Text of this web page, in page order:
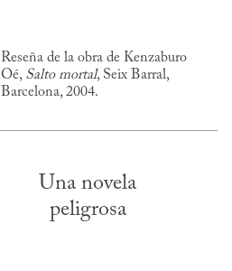
Reseña de la obra de Kenzaburo
Oé, Salto mortal, Seix Barral,
Barcelona, 2004.
Una novela
peligrosa